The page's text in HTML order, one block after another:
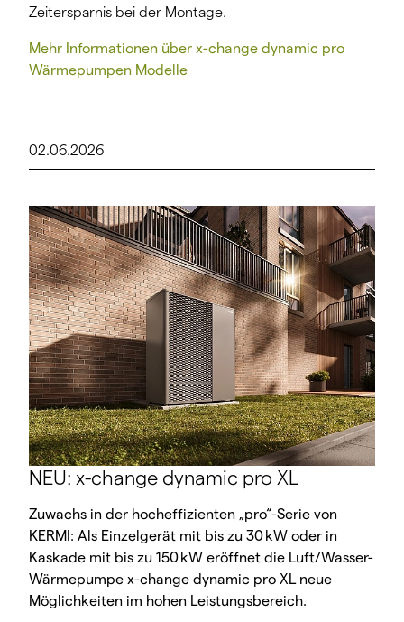
Zeitersparnis bei der Montage.
Mehr Informationen über x-change dynamic pro
Wärmepumpen Modelle
02.06.2026
NEU: x-change dynamic pro XL
Zuwachs in der hocheffizienten „pro“-Serie von
KERMI: Als Einzelgerät mit bis zu 30 kW oder in
Kaskade mit bis zu 150 kW eröffnet die Luft/Wasser-
Wärmepumpe x-change dynamic pro XL neue
Möglichkeiten im hohen Leistungsbereich.